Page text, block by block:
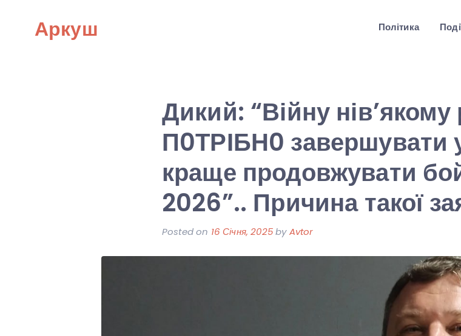
Аркуш Політика
Дикий: “Війну нів’якому
П0ТРІБН0 завершувати
краще продовжувати
2026”.. Причина такої
Posted on 16 Січня, 2025byAvtor